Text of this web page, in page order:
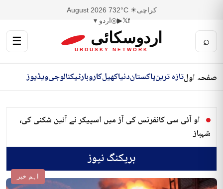
کراچی☀ 32°C
7 August 2026
f
𝕏
▶
◎اردو ▾
⌕ اردوسکائی
URDUSKY NETWORK
☰
صفحہ اولتازہ ترینپاکستاندنیاکھیلکاروبارٹیکنالوجیویڈیوز
او آئی سی کانفرنس کی آڑ میں اسپیکر نے آئین شکنی کی،
شہباز
بریکنگ نیوز
اہم خبر